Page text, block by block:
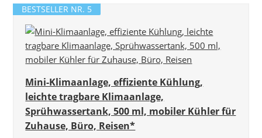
BESTSELLER NR. 5
Mini-Klimaanlage, effiziente Kühlung,
leichte tragbare Klimaanlage,
Sprühwassertank, 500 ml, mobiler Kühler für
Zuhause, Büro, Reisen*